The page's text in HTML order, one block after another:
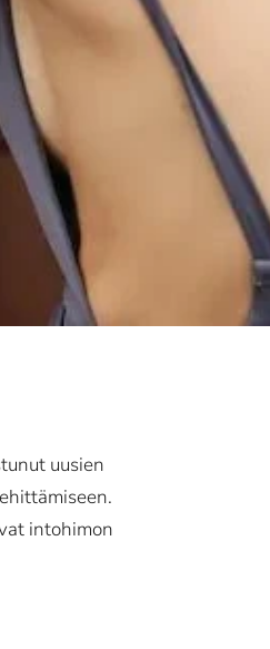
uusien
intohimon